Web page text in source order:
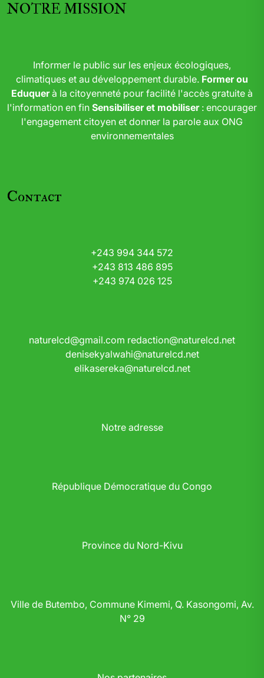
NOTRE MISSION
Informer le public sur les enjeux écologiques,
climatiques et au développement durable. Former ou
Eduquerà la citoyenneté pour facilité l'accès gratuite à
l'information en fin Sensibiliser et mobiliser: encourager
l'engagement citoyen et donner la parole aux ONG
environnementales
Contact
+243 994 344 572
+243 813 486 895
+243 974 026 125
naturelcd@gmail.com redaction@naturelcd.net
denisekyalwahi@naturelcd.net
elikasereka@naturelcd.net
Notre adresse
République Démocratique du Congo
Province du Nord-Kivu
Ville de Butembo, Commune Kimemi, Q. Kasongomi, Av.
N° 29